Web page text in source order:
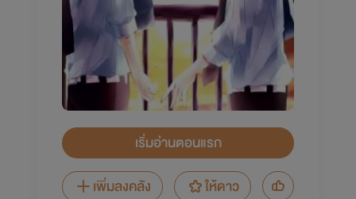
เริ่มอ่านตอนแรก
เพิ่มลงคลัง
ให้ดาว